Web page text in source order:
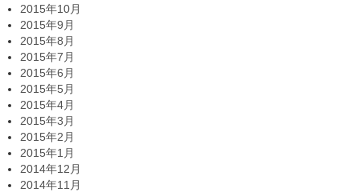
2015年10月
2015年9月
2015年8月
2015年7月
2015年6月
2015年5月
2015年4月
2015年3月
2015年2月
2015年1月
2014年12月
2014年11月